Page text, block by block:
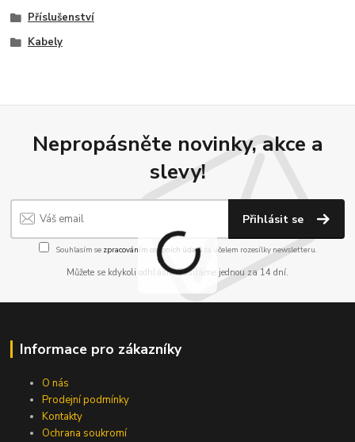
Příslušenství
Kabely
Nepropásněte novinky, akce a
slevy!
Přihlásit se
Souhlasím se zpracováním osobních údajůza účelem rozesílky newsletteru.
Můžete se kdykoli odhlásit. Zasíláme jednou za 14 dní.
Informace pro zákazníky
O nás
Prodejní podmínky
Kontakty
Ochrana soukromí